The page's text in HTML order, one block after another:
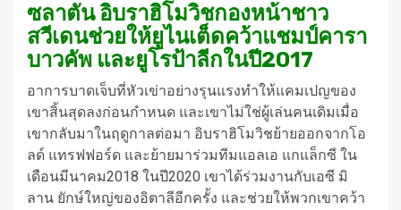
ซลาตัน อิบราฮิโมวิชกองหน้าชาว
สวีเดนช่วยให้ยูไนเต็ดคว้าแชมป์คารา
บาวคัพ และยูโรป้าลีกในปี2017
อาการบาดเจ็บที่หัวเข่าอย่างรุนแรงทําให้แคมเปญของ
เขาสิ้นสุดลงก่อนกําหนด และเขาไม่ใช่ผู้เล่นคนเดิมเมื่อ
เขากลับมาในฤดูกาลต่อมา อิบราฮิโมวิชย้ายออกจากโอ
ลด์ แทรฟฟอร์ด และย้ายมาร่วมทีมแอลเอ แกแล็กซี ใน
เดือนมีนาคม2018 ในปี2020 เขาได้ร่วมงานกับเอซี มิ
ลาน ยักษ์ใหญ่ของอิตาลีอีกครั้ง และช่วยให้พวกเขาคว้า